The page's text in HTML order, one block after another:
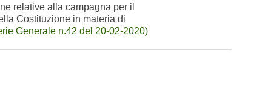
relative alla campagna per il
Costituzione in materia di
Generale n.42 del 20-02-2020)